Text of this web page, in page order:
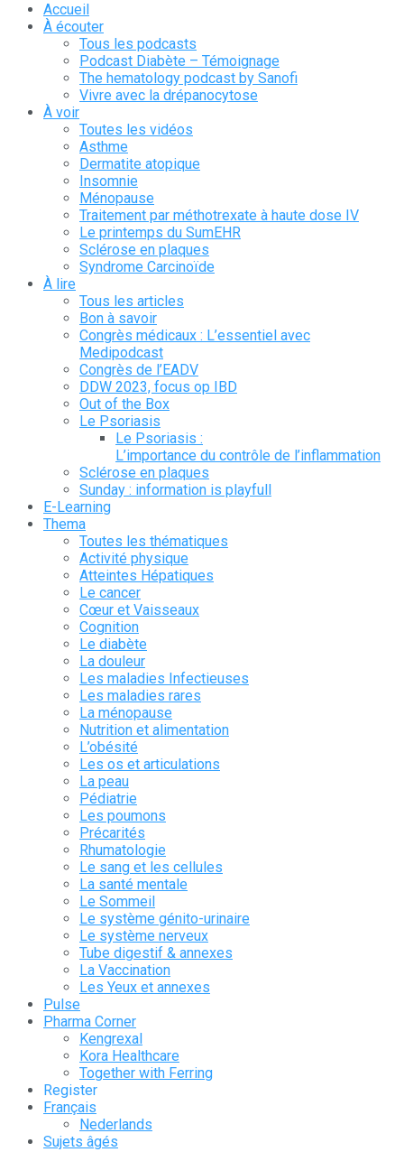
Accueil
À écouter
Tous les podcasts
Podcast Diabète – Témoignage
The hematology podcast by Sanofi
Vivre avec la drépanocytose
À voir
Toutes les vidéos
Asthme
Dermatite atopique
Insomnie
Ménopause
Traitement par méthotrexate à haute dose IV
Le printemps du SumEHR
Sclérose en plaques
Syndrome Carcinoïde
À lire
Tous les articles
Bon à savoir
Congrès médicaux : L’essentiel avec
Medipodcast
Congrès de l’EADV
DDW 2023, focus op IBD
Out of the Box
Le Psoriasis
Le Psoriasis :
L’importance du contrôle de l’inflammation
Sclérose en plaques
Sunday : information is playfull
E-Learning
Thema
Toutes les thématiques
Activité physique
Atteintes Hépatiques
Le cancer
Cœur et Vaisseaux
Cognition
Le diabète
La douleur
Les maladies Infectieuses
Les maladies rares
La ménopause
Nutrition et alimentation
L’obésité
Les os et articulations
La peau
Pédiatrie
Les poumons
Précarités
Rhumatologie
Le sang et les cellules
La santé mentale
Le Sommeil
Le système génito-urinaire
Le système nerveux
Tube digestif & annexes
La Vaccination
Les Yeux et annexes
Pulse
Pharma Corner
Kengrexal
Kora Healthcare
Together with Ferring
Register
Français
Nederlands
Sujets âgés